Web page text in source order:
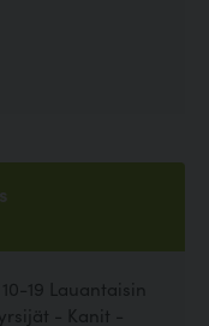
19 Lauantaisin
- Kanit -